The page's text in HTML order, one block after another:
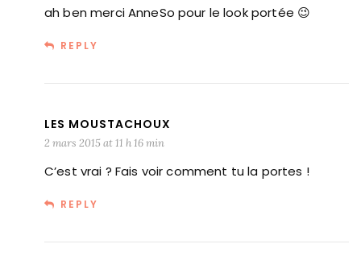
ah ben merci AnneSo pour le look portée 😉
REPLY
LES MOUSTACHOUX
2 mars 2015 at 11 h 16 min
C’est vrai ? Fais voir comment tu la portes !
REPLY